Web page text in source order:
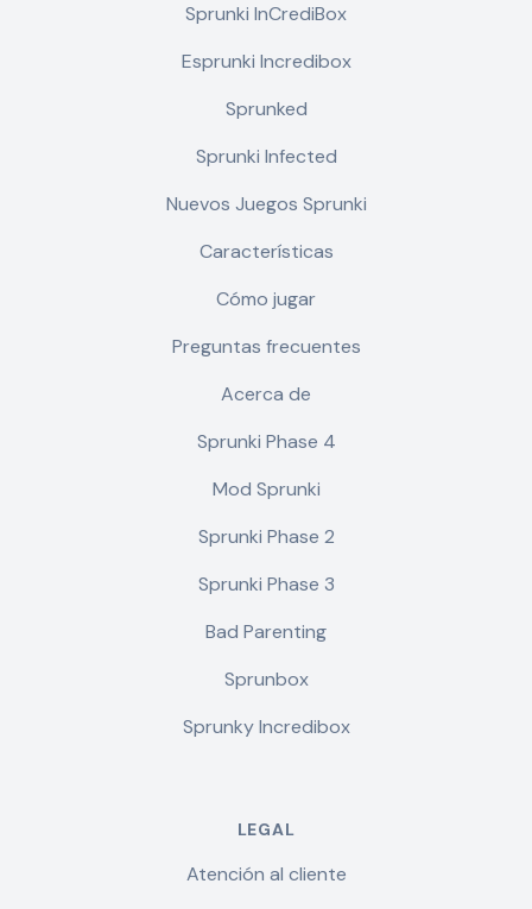
Sprunki InCrediBox
Esprunki Incredibox
Sprunked
Sprunki Infected
Nuevos Juegos Sprunki
Características
Cómo jugar
Preguntas frecuentes
Acerca de
Sprunki Phase 4
Mod Sprunki
Sprunki Phase 2
Sprunki Phase 3
Bad Parenting
Sprunbox
Sprunky Incredibox
LEGAL
Atención al cliente